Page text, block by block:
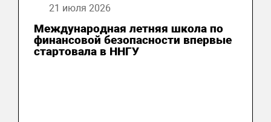
21 июля 2026
Международная летняя школа по
финансовой безопасности впервые
стартовала в ННГУ